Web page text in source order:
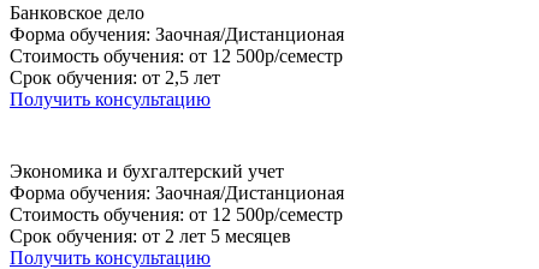
Банковское дело
Форма обучения: Заочная/Дистанционая
Стоимость обучения: от 12 500р/семестр
Срок обучения: от 2,5 лет
Получить консультацию
Экономика и бухгалтерский учет
Форма обучения: Заочная/Дистанционая
Стоимость обучения: от 12 500р/семестр
Срок обучения: от 2 лет 5 месяцев
Получить консультацию